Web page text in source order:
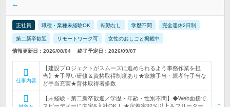
～
正社員 職種・業種未経験OK 転勤なし 学歴不問 完全週休2日制
第二新卒歓迎 リモートワーク可 女性のおしごと掲載中
情報更新日：2026/08/04 終了予定日：2026/09/07
仕事内容
【建設プロジェクトがスムーズに進められるよう事務作業を担
当】★手厚い研修＆資格取得制度あり★家族手当・親孝行手当な
ど手当充実★育休取得者多数
【未経験・第二新卒歓迎／学歴・年齢・性別不問】◆Web面接で
スピーディーに内定&入社OK！ ★定着率92％以上＆フリーター